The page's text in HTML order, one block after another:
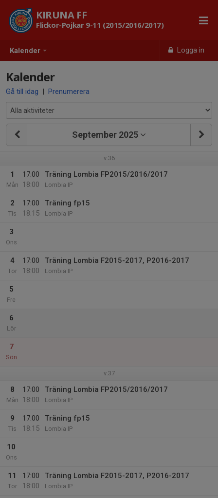
Kalender Logga in
KIRUNA FF
Flickor-Pojkar 9-11 (2015/2016/2017)
Kalender
Gå till idag | Prenumerera
September 2025
v.36
1
Mån
17:00
18:00
Träning Lombia FP2015/2016/2017
Lombia IP
2
Tis
17:00
18:15
Träning fp15
Lombia IP
3
Ons
4
Tor
17:00
18:00
Träning Lombia F2015-2017, P2016-2017
Lombia IP
5
Fre
6
Lör
7
Sön
v.37
8
Mån
17:00
18:00
Träning Lombia FP2015/2016/2017
Lombia IP
9
Tis
17:00
18:15
Träning fp15
Lombia IP
10
Ons
11
Tor
17:00
18:00
Träning Lombia F2015-2017, P2016-2017
Lombia IP